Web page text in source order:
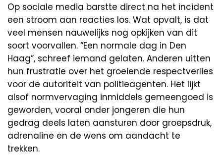
Op sociale media barstte direct na het incident
een stroom aan reacties los. Wat opvalt, is dat
veel mensen nauwelijks nog opkijken van dit
soort voorvallen. “Een normale dag in Den
Haag”, schreef iemand gelaten. Anderen uitten
hun frustratie over het groeiende respectverlies
voor de autoriteit van politieagenten. Het lijkt
alsof normvervaging inmiddels gemeengoed is
geworden, vooral onder jongeren die hun
gedrag deels laten aansturen door groepsdruk,
adrenaline en de wens om aandacht te
trekken.